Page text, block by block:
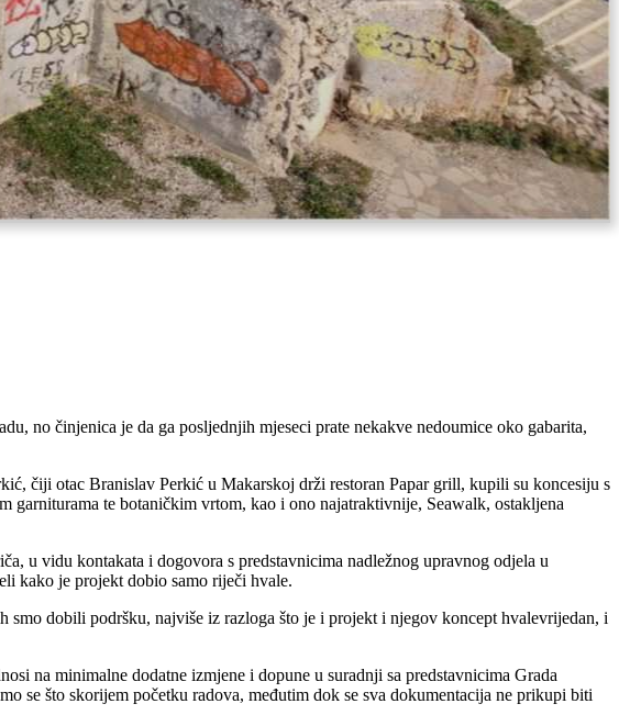
no činjenica je da ga posljednjih mjeseci prate nekakve nedoumice oko gabarita,
čiji otac Branislav Perkić u Makarskoj drži restoran Papar grill, kupili su koncesiju s
garniturama te botaničkim vrtom, kao i ono najatraktivnije, Seawalk, ostakljena
u vidu kontakata i dogovora s predstavnicima nadležnog upravnog odjela u
kako je projekt dobio samo riječi hvale.
dobili podršku, najviše iz razloga što je i projekt i njegov koncept hvalevrijedan, i
na minimalne dodatne izmjene i dopune u suradnji sa predstavnicima Grada
se što skorijem početku radova, međutim dok se sva dokumentacija ne prikupi biti